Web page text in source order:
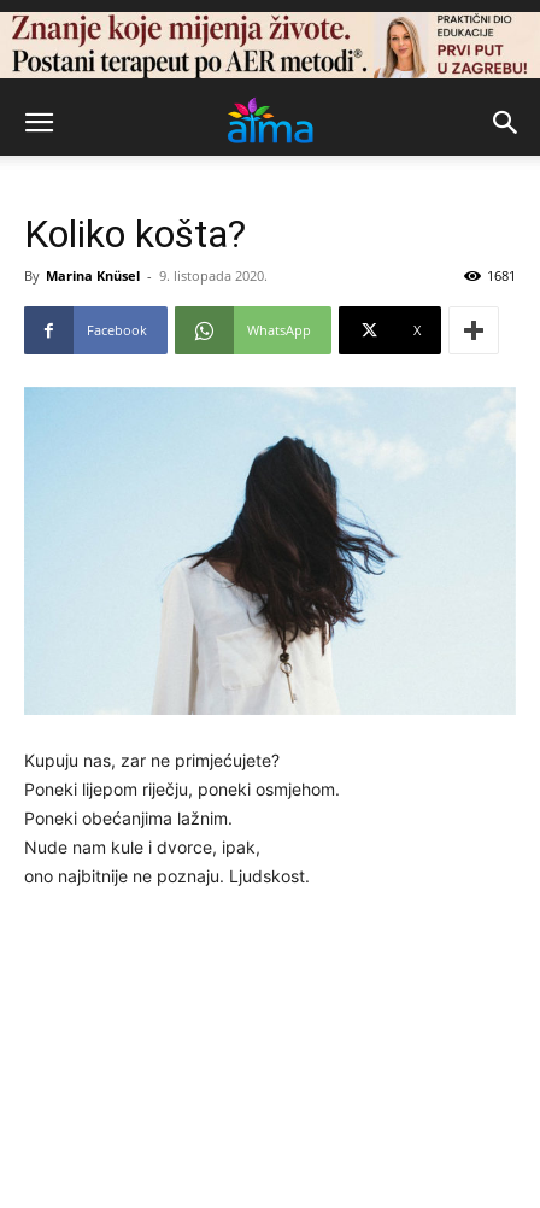
Koliko košta?
By Marina Knüsel - 9. listopada 2020. 1681
Facebook WhatsApp X
Kupuju nas, zar ne primjećujete?
Poneki lijepom riječju, poneki osmjehom.
Poneki obećanjima lažnim.
Nude nam kule i dvorce, ipak,
ono najbitnije ne poznaju. Ljudskost.